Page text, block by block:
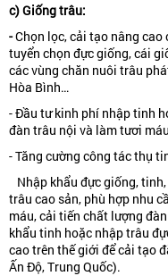
c) Giống trâu:
-Chọn lọc, cải tạo nâng
tuyển chọn đực giống, cái
các vùng chăn nuôi trâu
Hòa Bình…
- Đầu tư kinh phí nhập tinh
đàn trâu nội và làm tươi
- Tăng cường công tác thụ
Nhập khẩu đực giống,
trâu cao sản, phù hợp nhu
máu, cải tiến chất lượng
khẩu tinh hoặc nhập trâu
cao trên thế giới để cải tạo
Ấn Độ, Trung Quốc).